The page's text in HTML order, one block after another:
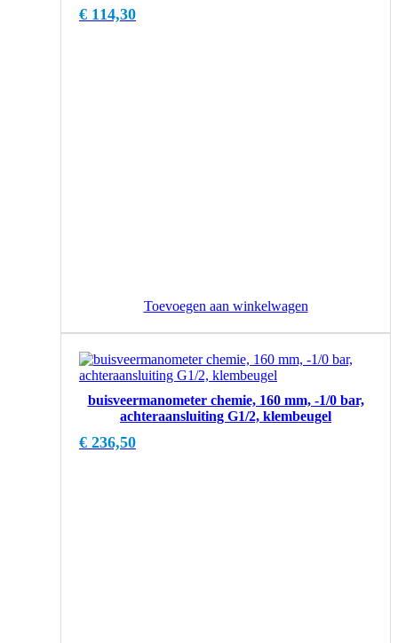
€ 114,30
Toevoegen aan winkelwagen
buisveermanometer chemie, 160 mm, -1/0 bar,
achteraansluiting G1/2, klembeugel
€ 236,50